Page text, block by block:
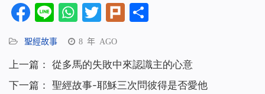
Facebook
LineWhatsApp
Twitter
Plurk
聖經故事 8 年 AGO
上一篇： 從多馬的失敗中來認識主的心意
下一篇： 聖經故事-耶穌三次問彼得是否愛他